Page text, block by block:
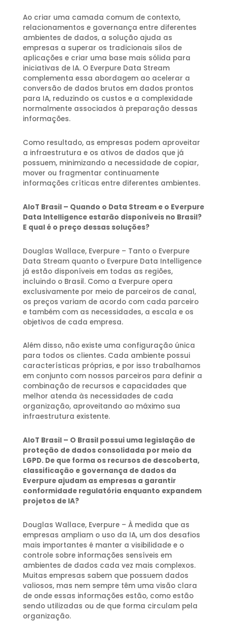
Ao criar uma camada comum de contexto,
relacionamentos e governança entre diferentes
ambientes de dados, a solução ajuda as
empresas a superar os tradicionais silos de
aplicações e criar uma base mais sólida para
iniciativas de IA. O Everpure Data Stream
complementa essa abordagem ao acelerar a
conversão de dados brutos em dados prontos
para IA, reduzindo os custos e a complexidade
normalmente associados à preparação dessas
informações.
Como resultado, as empresas podem aproveitar
a infraestrutura e os ativos de dados que já
possuem, minimizando a necessidade de copiar,
mover ou fragmentar continuamente
informações críticas entre diferentes ambientes.
AIoT Brasil – Quando o Data Stream e o Everpure
Data Intelligence estarão disponíveis no Brasil?
E qual é o preço dessas soluções?
Douglas Wallace, Everpure – Tanto o Everpure
Data Stream quanto o Everpure Data Intelligence
já estão disponíveis em todas as regiões,
incluindo o Brasil. Como a Everpure opera
exclusivamente por meio de parceiros de canal,
os preços variam de acordo com cada parceiro
e também com as necessidades, a escala e os
objetivos de cada empresa.
Além disso, não existe uma configuração única
para todos os clientes. Cada ambiente possui
características próprias, e por isso trabalhamos
em conjunto com nossos parceiros para definir a
combinação de recursos e capacidades que
melhor atenda às necessidades de cada
organização, aproveitando ao máximo sua
infraestrutura existente.
AIoT Brasil – O Brasil possui uma legislação de
proteção de dados consolidada por meio da
LGPD. De que forma os recursos de descoberta,
classificação e governança de dados da
Everpure ajudam as empresas a garantir
conformidade regulatória enquanto expandem
projetos de IA?
Douglas Wallace, Everpure – À medida que as
empresas ampliam o uso da IA, um dos desafios
mais importantes é manter a visibilidade e o
controle sobre informações sensíveis em
ambientes de dados cada vez mais complexos.
Muitas empresas sabem que possuem dados
valiosos, mas nem sempre têm uma visão clara
de onde essas informações estão, como estão
sendo utilizadas ou de que forma circulam pela
organização.